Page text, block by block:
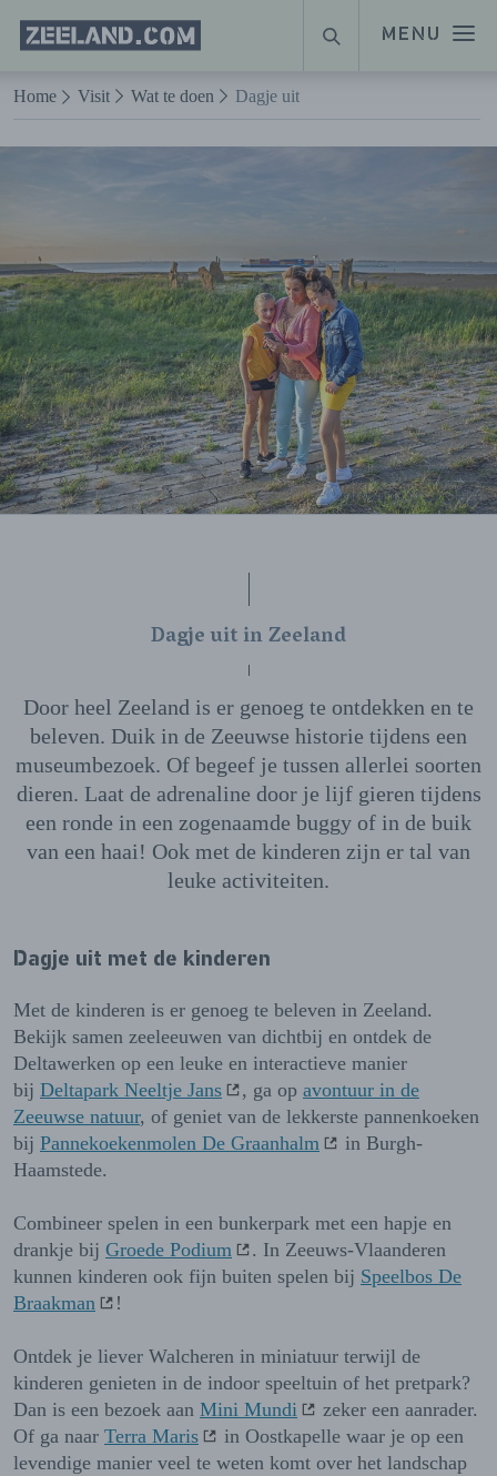
Naar hoofdinhoud
MENU
Homepage
Zeeland.com
ZOEKEN
Home Visit Wat te doen Dagje uit
Dagje uit in Zeeland
Door heel Zeeland is er genoeg te ontdekken en te
beleven. Duik in de Zeeuwse historie tijdens een
museumbezoek. Of begeef je tussen allerlei soorten
dieren. Laat de adrenaline door je lijf gieren tijdens
een ronde in een zogenaamde buggy of in de buik
van een haai! Ook met de kinderen zijn er tal van
leuke activiteiten.
Dagje uit met de kinderen
Met de kinderen is er genoeg te beleven in Zeeland.
Bekijk samen zeeleeuwen van dichtbij en ontdek de
Deltawerken op een leuke en interactieve manier
bij Deltapark Neeltje Jans , ga op avontuur in de
Zeeuwse natuur, of geniet van de lekkerste pannenkoeken
bij Pannekoekenmolen De Graanhalm
in Burgh-
Haamstede.
Combineer spelen in een bunkerpark met een hapje en
drankje bij Groede Podium
. In Zeeuws-Vlaanderen
kunnen kinderen ook fijn buiten spelen bij Speelbos De
Braakman
!
Ontdek je liever Walcheren in miniatuur terwijl de
kinderen genieten in de indoor speeltuin of het pretpark?
Dan is een bezoek aan Mini Mundi
zeker een aanrader.
Of ga naar Terra Maris
in Oostkapelle waar je op een
levendige manier veel te weten komt over het landschap